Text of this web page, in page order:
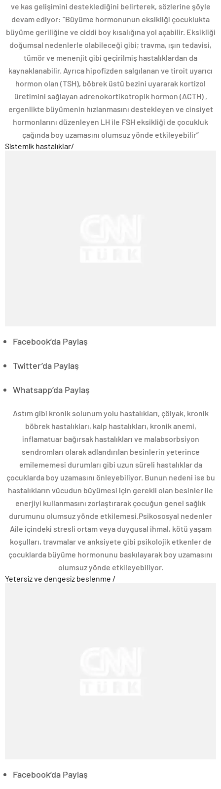
ve kas gelişimini desteklediğini belirterek, sözlerine şöyle
devam ediyor: “Büyüme hormonunun eksikliği çocuklukta
büyüme geriliğine ve ciddi boy kısalığına yol açabilir. Eksikliği
doğumsal nedenlerle olabileceği gibi; travma, ışın tedavisi,
tümör ve menenjit gibi geçirilmiş hastalıklardan da
kaynaklanabilir. Ayrıca hipofizden salgılanan ve tiroit uyarıcı
hormon olan (TSH), böbrek üstü bezini uyararak kortizol
üretimini sağlayan adrenokortikotropik hormon (ACTH) ,
ergenlikte büyümenin hızlanmasını destekleyen ve cinsiyet
hormonlarını düzenleyen LH ile FSH eksikliği de çocukluk
çağında boy uzamasını olumsuz yönde etkileyebilir”
Sistemik hastalıklar/
Facebook’da Paylaş
Twitter’da Paylaş
Whatsapp’da Paylaş
Astım gibi kronik solunum yolu hastalıkları, çölyak, kronik
böbrek hastalıkları, kalp hastalıkları, kronik anemi,
inflamatuar bağırsak hastalıkları ve malabsorbsiyon
sendromları olarak adlandırılan besinlerin yeterince
emilememesi durumları gibi uzun süreli hastalıklar da
çocuklarda boy uzamasını önleyebiliyor. Bunun nedeni ise bu
hastalıkların vücudun büyümesi için gerekli olan besinler ile
enerjiyi kullanmasını zorlaştırarak çocuğun genel sağlık
durumunu olumsuz yönde etkilemesi.Psikososyal nedenler
Aile içindeki stresli ortam veya duygusal ihmal, kötü yaşam
koşulları, travmalar ve anksiyete gibi psikolojik etkenler de
çocuklarda büyüme hormonunu baskılayarak boy uzamasını
olumsuz yönde etkileyebiliyor.
Yetersiz ve dengesiz beslenme /
Facebook’da Paylaş